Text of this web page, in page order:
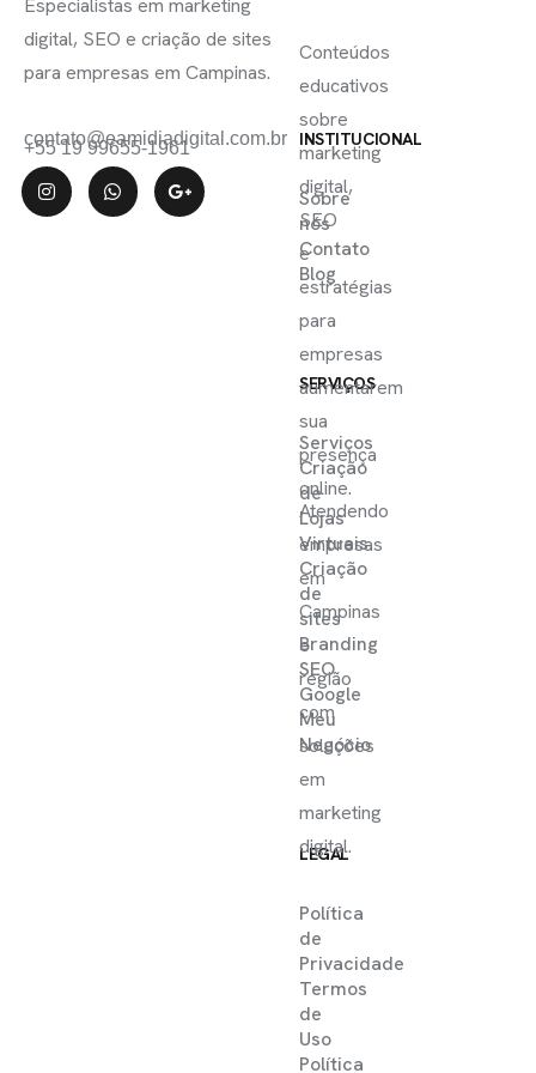
Especialistas em marketing
digital, SEO e criação de sites
para empresas em Campinas.
contato@eamidiadigital.com.br
+55 19 99655-1961 INSTITUCIONAL
Sobre
nós
Contato
Blog
SERVIÇOS
Serviços
Criação
de
Lojas
Virtuais
Criação
de
sites
Branding
SEO
Google
Meu
Negócio
LEGAL
Política
de
Privacidade
Termos
de
Uso
Política
Conteúdos
educativos
sobre
marketing
digital,
SEO
e
estratégias
para
empresas
aumentarem
sua
presença
online.
Atendendo
empresas
em
Campinas
e
região
com
soluções
em
marketing
digital.